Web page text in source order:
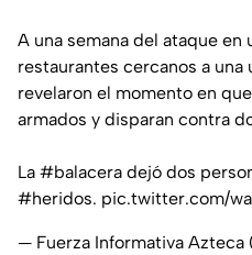
A una semana del ataque en
restaurantes cercanos a una
revelaron el momento en
armados y disparan contra
La #balacera dejó dos
#heridos. pic.twitter.com/
— Fuerza Informativa